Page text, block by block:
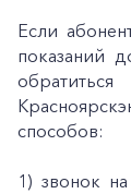
Если
показаний
способов:
1) звонок